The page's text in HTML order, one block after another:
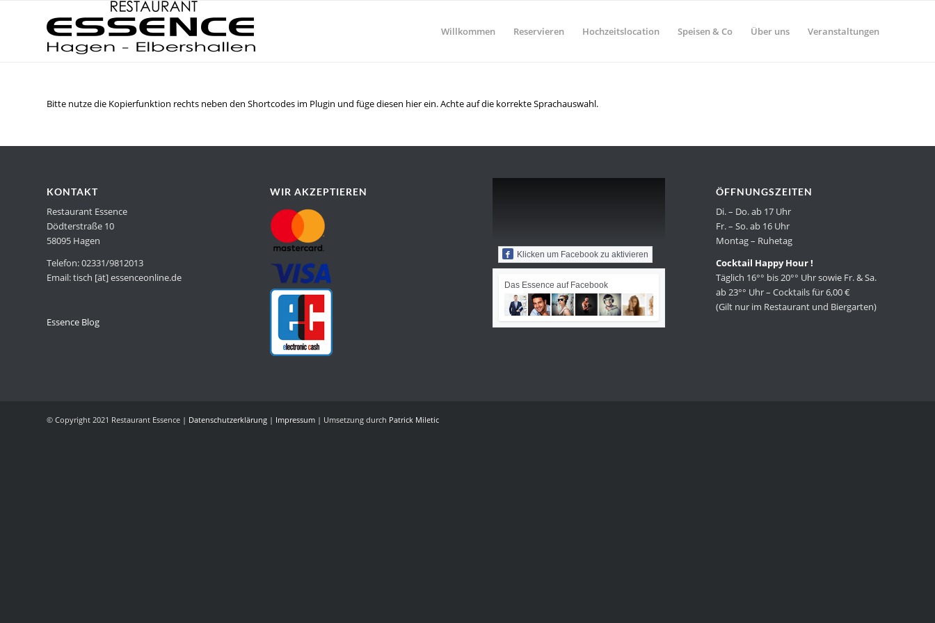
Willkommen Reservieren Hochzeitslocation Speisen & Co Über uns Veranstaltungen
Bitte nutze die Kopierfunktion rechts neben den Shortcodes im Plugin und füge diesen hier ein. Achte auf die korrekte Sprachauswahl.
KONTAKT
Restaurant Essence
Dödterstraße 10
58095 Hagen
Telefon: 02331/9812013
Email: tisch [ät] essenceonline.de
Essence Blog
WIR AKZEPTIEREN
Klicken um Facebook zu aktivieren
Das Essence auf Facebook
ÖFFNUNGSZEITEN
Di. – Do. ab 17 Uhr
Fr. – So. ab 16 Uhr
Montag – Ruhetag
Cocktail Happy Hour !
Täglich 16°° bis 20°° Uhr sowie Fr. & Sa.
ab 23°° Uhr – Cocktails für 6,00 €
(Gilt nur im Restaurant und Biergarten)
© Copyright 2021 Restaurant Essence | Datenschutzerklärung | Impressum | ‎Umsetzung durch Patrick Miletic